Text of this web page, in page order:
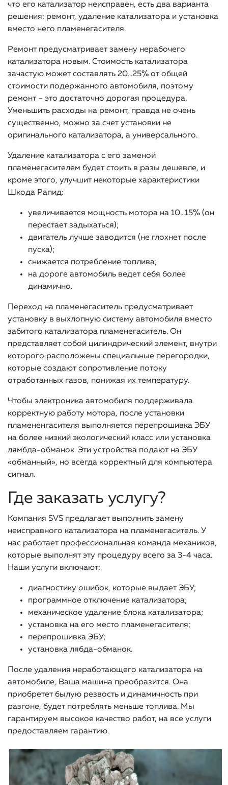
что его катализатор неисправен, есть два варианта
решения: ремонт, удаление катализатора и установка
вместо него пламенегасителя.
Ремонт предусматривает замену нерабочего
катализатора новым. Стоимость катализатора
зачастую может составлять 20…25% от общей
стоимости подержанного автомобиля, поэтому
ремонт – это достаточно дорогая процедура.
Уменьшить расходы на ремонт, правда не очень
существенно, можно за счет установки не
оригинального катализатора, а универсального.
Удаление катализатора с его заменой
пламенегасителем будет стоить в разы дешевле, и
кроме этого, улучшит некоторые характеристики
Шкода Рапид:
увеличивается мощность мотора на 10…15% (он
перестает задыхаться);
двигатель лучше заводится (не глохнет после
пуска);
снижается потребление топлива;
на дороге автомобиль ведет себя более
динамично.
Переход на пламенегаситель предусматривает
установку в выхлопную систему автомобиля вместо
забитого катализатора пламенегаситель. Он
представляет собой цилиндрический элемент, внутри
которого расположены специальные перегородки,
которые создают сопротивление потоку
отработанных газов, понижая их температуру.
Чтобы электроника автомобиля поддерживала
корректную работу мотора, после установки
пламененгасителя выполняется перепрошивка ЭБУ
на более низкий экологический класс или установка
лямбда-обманок. Эти устройства подают на ЭБУ
«обманный», но всегда корректный для компьютера
сигнал.
Где заказать услугу?
Компания SVS предлагает выполнить замену
неисправного катализатора на пламенегаситель. У
нас работает профессиональная команда механиков,
которые выполнят эту процедуру всего за 3-4 часа.
Наши услуги включают:
диагностику ошибок, которые выдает ЭБУ;
программное отключение катализатора;
механическое удаление блока катализатора;
установка на его место пламенегасителя;
перепрошивка ЭБУ;
установка лябда-обманок.
После удаления неработающего катализатора на
автомобиле, Ваша машина преобразится. Она
приобретет былую резвость и динамичность при
разгоне, будет потреблять меньше топлива. Мы
гарантируем высокое качество работ, на все услуги
предоставляем гарантию.